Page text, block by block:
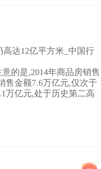
高达12亿平方米_中国行
的是,2014年商品房销售
售金额7.6万亿元,仅次于
万亿元,处于历史第二高